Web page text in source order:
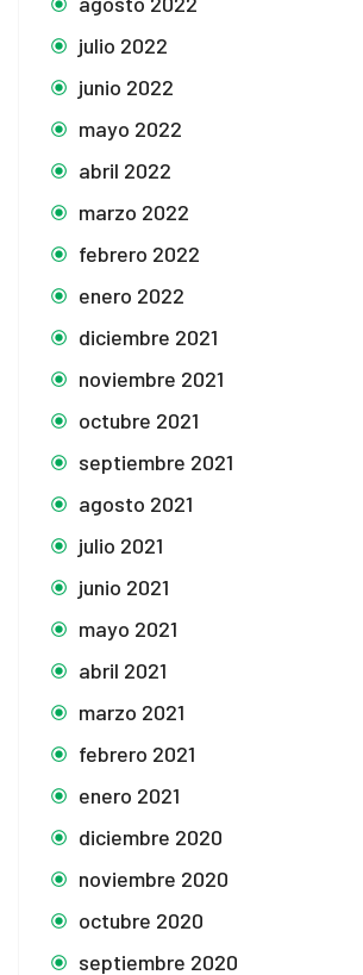
julio 2022
junio 2022
mayo 2022
abril 2022
marzo 2022
febrero 2022
enero 2022
diciembre 2021
noviembre 2021
octubre 2021
septiembre 2021
agosto 2021
julio 2021
junio 2021
mayo 2021
abril 2021
marzo 2021
febrero 2021
enero 2021
diciembre 2020
noviembre 2020
octubre 2020
septiembre 2020